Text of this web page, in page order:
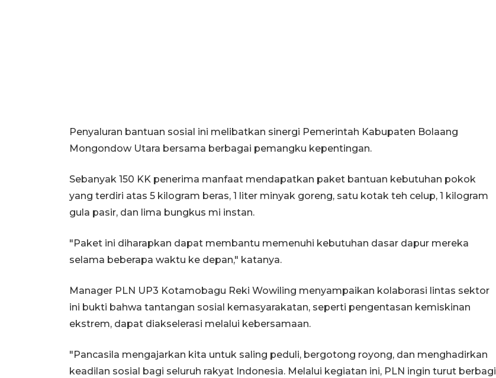
Penyaluran bantuan sosial ini melibatkan sinergi Pemerintah Kabupaten Bolaang
Mongondow Utara bersama berbagai pemangku kepentingan.
Sebanyak 150 KK penerima manfaat mendapatkan paket bantuan kebutuhan pokok
yang terdiri atas 5 kilogram beras, 1 liter minyak goreng, satu kotak teh celup, 1 kilogram
gula pasir, dan lima bungkus mi instan.
"Paket ini diharapkan dapat membantu memenuhi kebutuhan dasar dapur mereka
selama beberapa waktu ke depan," katanya.
Manager PLN UP3 Kotamobagu Reki Wowiling menyampaikan kolaborasi lintas sektor
ini bukti bahwa tantangan sosial kemasyarakatan, seperti pengentasan kemiskinan
ekstrem, dapat diakselerasi melalui kebersamaan.
"Pancasila mengajarkan kita untuk saling peduli, bergotong royong, dan menghadirkan
keadilan sosial bagi seluruh rakyat Indonesia. Melalui kegiatan ini, PLN ingin turut berbagi
23 September 2025 18:08 WIB